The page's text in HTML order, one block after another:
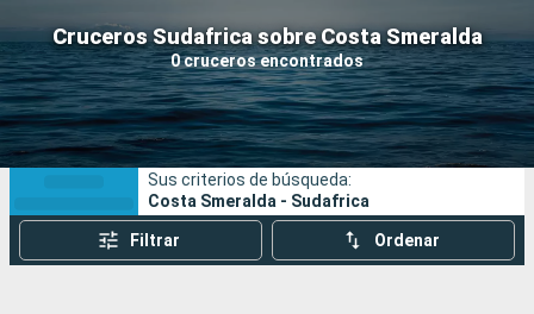
Cruceros Sudafrica sobre Costa Smeralda
0 cruceros encontrados
Nuestros destinos
Fecha de salida
Puertos Compañías
Buscar
Sus criterios de búsqueda:
Costa Smeralda - Sudafrica
Filtrar Ordenar